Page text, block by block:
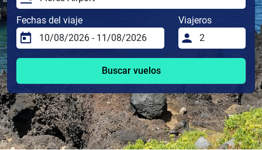
Fechas del viaje Viajeros
Buscar vuelos